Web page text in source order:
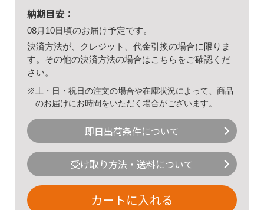
納期目安：
08月10日頃のお届け予定です。
決済方法が、クレジット、代金引換の場合に限りま
す。その他の決済方法の場合はこちら をご確認くだ
さい。
※土・日・祝日の注文の場合や在庫状況によって、商品
のお届けにお時間をいただく場合がございます。
即日出荷条件について
受け取り方法・送料について
カートに入れる